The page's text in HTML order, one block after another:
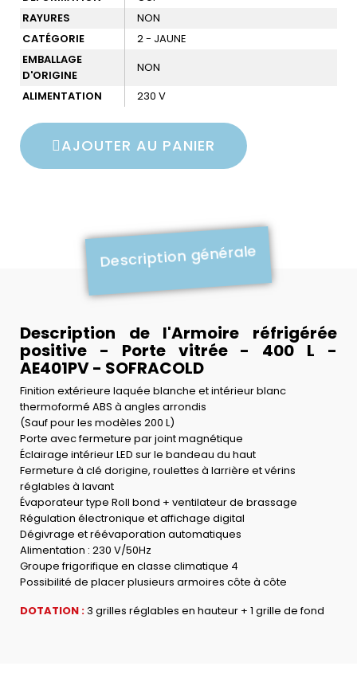
RAYURES
NON
CATÉGORIE
2 - JAUNE
EMBALLAGE
D'ORIGINE
NON
ALIMENTATION
230 V
AJOUTER AU PANIER
Description générale
Description de l'Armoire réfrigérée
positive - Porte vitrée - 400 L -
AE401PV - SOFRACOLD
Finition extérieure laquée blanche et intérieur blanc
thermoformé ABS à angles arrondis
(Sauf pour les modèles 200 L)
Porte avec fermeture par joint magnétique
Éclairage intérieur LED sur le bandeau du haut
Fermeture à clé dorigine, roulettes à larrière et vérins
réglables à lavant
Évaporateur type Roll bond + ventilateur de brassage
Régulation électronique et affichage digital
Dégivrage et réévaporation automatiques
Alimentation : 230 V/50Hz
Groupe frigorifique en classe climatique 4
Possibilité de placer plusieurs armoires côte à côte
DOTATION :3 grilles réglables en hauteur + 1 grille de fond